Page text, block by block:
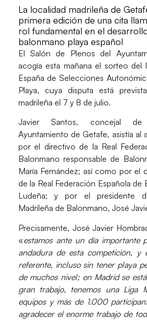
La localidad madrileña de
primera edición de una cita
rol fundamental en el
balonmano playa español
El Salón de Plenos del
acogía esta mañana el sorteo del
España de Selecciones
Playa, cuya disputa está
madrileña el 7 y 8 de julio.
Javier Santos, concejal
Ayuntamiento de Getafe, asistía al
por el directivo de la Real
Balonmano responsable de
María Fernández; así como por el
de la Real Federación Española de
Ludeña; y por el presidente
Madrileña de Balonmano, José
Precisamente, José Javier
«estamos ante un día importante
andadura de esta competición, y
referente, incluso sin tener playa
de muchos nivel; en Madrid se
gran trabajo, tenemos una Liga
equipos y más de 1.000
agradecer el enorme trabajo de